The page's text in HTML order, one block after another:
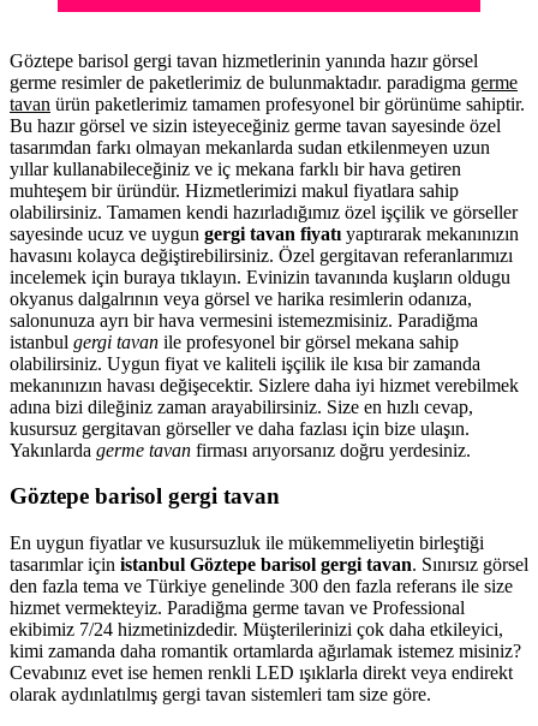
Göztepe barisol gergi tavan hizmetlerinin yanında hazır görsel
germe resimler de paketlerimiz de bulunmaktadır. paradigma germe
tavan ürün paketlerimiz tamamen profesyonel bir görünüme sahiptir.
Bu hazır görsel ve sizin isteyeceğiniz germe tavan sayesinde özel
tasarımdan farkı olmayan mekanlarda sudan etkilenmeyen uzun
yıllar kullanabileceğiniz ve iç mekana farklı bir hava getiren
muhteşem bir üründür. Hizmetlerimizi makul fiyatlara sahip
olabilirsiniz. Tamamen kendi hazırladığımız özel işçilik ve görseller
sayesinde ucuz ve uygun gergi tavan fiyatı yaptırarak mekanınızın
havasını kolayca değiştirebilirsiniz. Özel gergitavan referanlarımızı
incelemek için buraya tıklayın. Evinizin tavanında kuşların oldugu
okyanus dalgalrının veya görsel ve harika resimlerin odanıza,
salonunuza ayrı bir hava vermesini istemezmisiniz. Paradiğma
istanbul gergi tavan ile profesyonel bir görsel mekana sahip
olabilirsiniz. Uygun fiyat ve kaliteli işçilik ile kısa bir zamanda
mekanınızın havası değişecektir. Sizlere daha iyi hizmet verebilmek
adına bizi dileğiniz zaman arayabilirsiniz. Size en hızlı cevap,
kusursuz gergitavan görseller ve daha fazlası için bize ulaşın.
Yakınlarda germe tavan firması arıyorsanız doğru yerdesiniz.
Göztepe barisol gergi tavan
En uygun fiyatlar ve kusursuzluk ile mükemmeliyetin birleştiği
tasarımlar için istanbul Göztepe barisol gergi tavan. Sınırsız görsel
den fazla tema ve Türkiye genelinde 300 den fazla referans ile size
hizmet vermekteyiz. Paradiğma germe tavan ve Professional
ekibimiz 7/24 hizmetinizdedir. Müşterilerinizi çok daha etkileyici,
kimi zamanda daha romantik ortamlarda ağırlamak istemez misiniz?
Cevabınız evet ise hemen renkli LED ışıklarla direkt veya endirekt
olarak aydınlatılmış gergi tavan sistemleri tam size göre.